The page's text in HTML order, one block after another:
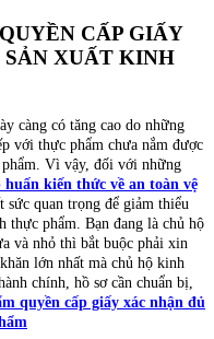
CẤP GIẤY
XUẤT KINH
càng có tăng cao do những
với thực phẩm chưa nắm được
phẩm. Vì vậy, đối với những
huấn kiến thức về an toàn vệ
sức quan trọng để giảm thiểu
thực phẩm. Bạn đang là chủ hộ
và nhỏ thì bắt buộc phải xin
lớn nhất mà chủ hộ kinh
chính, hồ sơ cần chuẩn bị,
quyền cấp giấy xác nhận đủ